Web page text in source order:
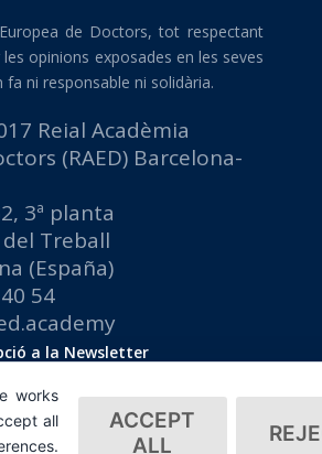
de Doctors, tot respectant
opinions exposades en les seves
fa ni responsable ni solidària.
Reial Acadèmia
(RAED) Barcelona-
3ª planta
Treball
(España)
54
a la Newsletter
works
all
ACCEPT
ALL